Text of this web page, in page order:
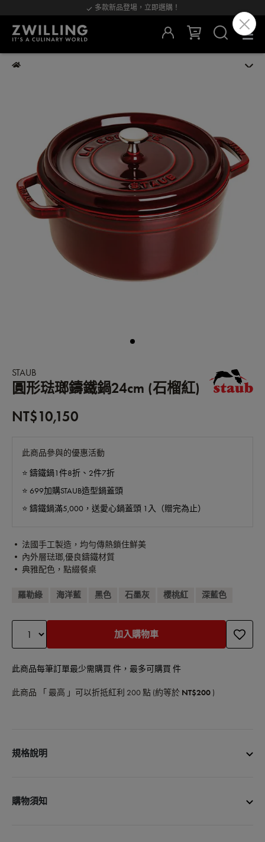
多款新品登場，立即選購！
STAUB
圓形琺瑯鑄鐵鍋24cm (石榴紅)
NT$10,150
此商品參與的優惠活動
⭐️ 鑄鐵鍋1件8折、2件7折
⭐️ 699加購STAUB造型鍋蓋頭
⭐️ 鑄鐵鍋滿5,000，送愛心鍋蓋頭 1入（贈完為止）
• 法國手工製造，均勻傳熱鎖住鮮美
• 內外層琺瑯,優良鑄鐵材質
• 典雅配色，點綴餐桌
羅勒綠 海洋藍 黑色 石墨灰 櫻桃紅 深藍色
加入購物車
此商品每筆訂單最少需購買 件，最多可購買 件
此商品 「 最高 」可以折抵紅利 200點 (約等於 NT$200 )
規格說明
商品尺寸：直徑約24cm(不包含把手)
購物須知